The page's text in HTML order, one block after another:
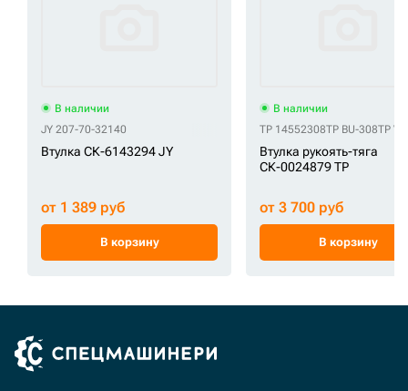
В наличии
JY 207-70-32140
Втулка СК-6143294 JY
от 1 389 руб
В корзину
В наличии
TP 14552308TP BU-308TP
Втулка рукоять-тяга
СК-0024879 TP
от 3 700 руб
В корзину